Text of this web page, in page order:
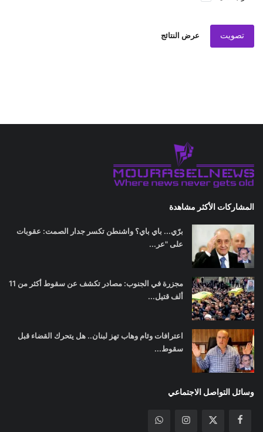
تصويت عرض النتائج
المشاركات الأكثر مشاهدة
برّي... باي باي؟ واشنطن تكسر جدار الصمت: عقوبات
على "عر...
مجزرة في الجنوب: مصادر تكشف عن سقوط أكثر من 11
ألف قتيل...
اعترافات وئام وهاب تهز لبنان.. هل يتحرك القضاء قبل
سقوط...
وسائل التواصل الاجتماعي